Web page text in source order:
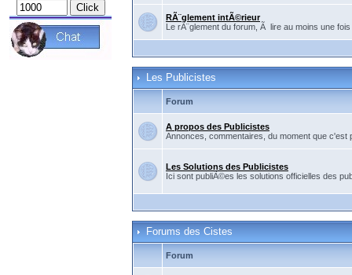
RÃ¨glement intÃ©rieur
Le rÃ¨glement du forum, Ã lire au moins une
Les Publicistes
Forum
A propos des Publicistes
Annonces, commentaires, du moment que
Les Solutions des Publicistes
Ici sont publiÃ©es les solutions officielles des
Forums des Cistes
Forum